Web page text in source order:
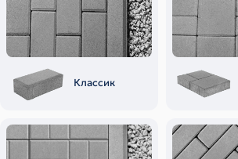
Классик